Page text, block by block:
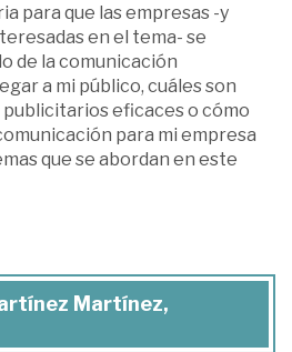
para que las empresas -y
en el tema- se
de la comunicación
a mi público, cuáles son
eficaces o cómo
para mi empresa
que se abordan en este
Martínez,